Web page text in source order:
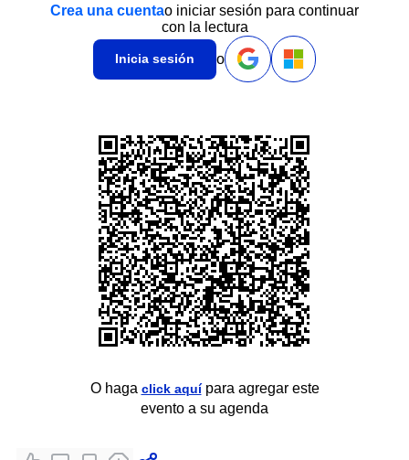
Crea una cuentao iniciar sesión para continuar
con la lectura
Inicia sesión o
O haga click aquípara agregar este
evento a su agenda